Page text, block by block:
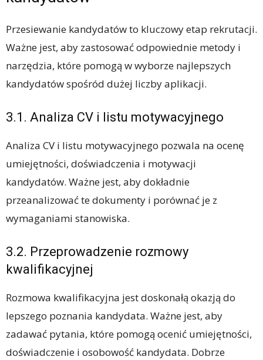
Przesiewanie kandydatów to kluczowy etap rekrutacji.
Ważne jest, aby zastosować odpowiednie metody i
narzędzia, które pomogą w wyborze najlepszych
kandydatów spośród dużej liczby aplikacji.
3.1. Analiza CV i listu motywacyjnego
Analiza CV i listu motywacyjnego pozwala na ocenę
umiejętności, doświadczenia i motywacji
kandydatów. Ważne jest, aby dokładnie
przeanalizować te dokumenty i porównać je z
wymaganiami stanowiska.
3.2. Przeprowadzenie rozmowy
kwalifikacyjnej
Rozmowa kwalifikacyjna jest doskonałą okazją do
lepszego poznania kandydata. Ważne jest, aby
zadawać pytania, które pomogą ocenić umiejętności,
doświadczenie i osobowość kandydata. Dobrze